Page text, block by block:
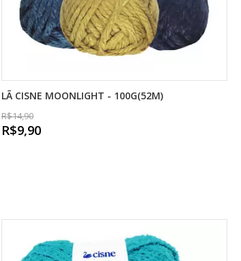
LÃ CISNE MOONLIGHT - 100G(52M)
R$14,90
R$9,90